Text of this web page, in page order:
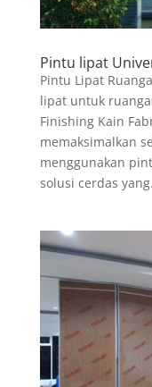
Pintu lipat
Pintu Lipat
lipat untuk
Finishing Kain
memaksimalkan
menggunakan
solusi cerdas